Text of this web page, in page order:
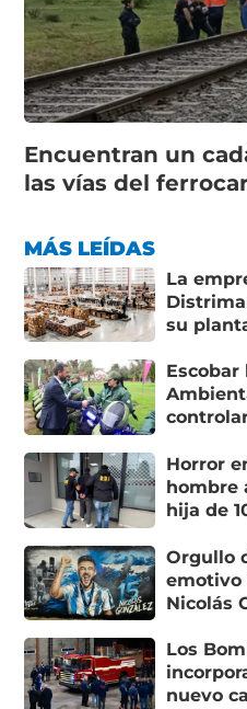
Encuentran un
las vías del
MÁS LEÍDAS
La
su
Horror
hombre
hija de
Orgullo
emotivo
Nicolás
Los
nuevo